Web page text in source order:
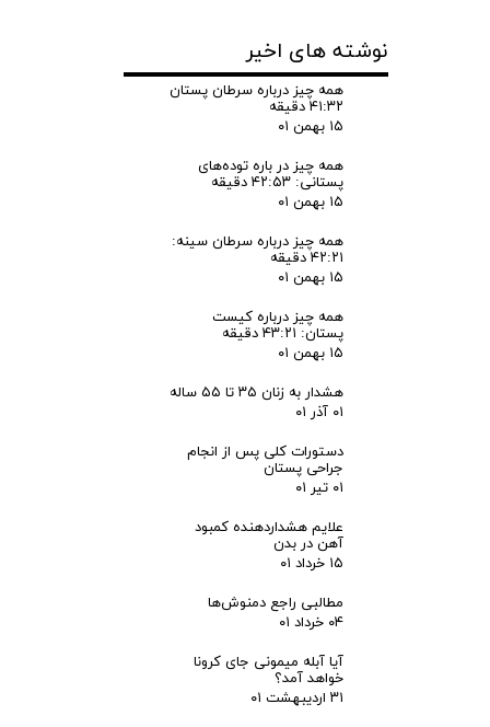
نوشته های اخیر
همه چیز درباره سرطان پستان
۴۱:۳۲ دقیقه
۱۵ بهمن ۰۱
همه چیز در باره توده‌های
پستانی: ۴۲:۵۳ دقیقه
۱۵ بهمن ۰۱
همه چیز درباره سرطان سینه:
۴۲:۲۱ دقیقه
۱۵ بهمن ۰۱
همه چیز درباره کیست
پستان: ۴۳:۲۱ دقیقه
۱۵ بهمن ۰۱
هشدار به زنان ۳۵ تا ۵۵ ساله
۰۱ آذر ۰۱
دستورات کلی پس از انجام
جراحی پستان
۰۱ تیر ۰۱
علایم هشداردهنده کمبود
آهن در بدن
۱۵ خرداد ۰۱
مطالبی راجع دمنوش‌ها
۰۴ خرداد ۰۱
آیا آبله میمونی جای کرونا
خواهد آمد؟
۳۱ اردیبهشت ۰۱